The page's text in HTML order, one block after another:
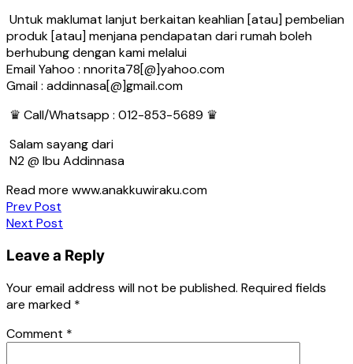
Untuk maklumat lanjut berkaitan keahlian [atau] pembelian
produk [atau] menjana pendapatan dari rumah boleh
berhubung dengan kami melalui
Email Yahoo : nnorita78[@]yahoo.com
Gmail : addinnasa[@]gmail.com
♛ Call/Whatsapp : 012-853-5689 ♛
Salam sayang dari
N2 @ Ibu Addinnasa
Read more www.anakkuwiraku.com
Post
navigation
Prev Post
Next Post
Leave a Reply
Your email address will not be published. Required fields
are marked *
Comment *